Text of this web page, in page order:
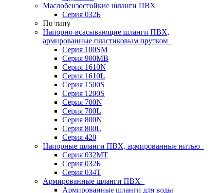
Маслобензостойкие шланги ПВХ
Серия 032Б
По типу
Напорно-всасывающие шланги ПВХ,
армированные пластиковым прутком
Серия 100SM
Серия 900MB
Серия 1610N
Серия 1610L
Серия 1500S
Серия 1200S
Серия 700N
Серия 700L
Серия 800N
Серия 800L
Серия 420
Напорные шланги ПВХ, армированные нитью
Серия 032МТ
Серия 032Б
Серия 034Т
Армированные шланги ПВХ
Армированные шланги для воды